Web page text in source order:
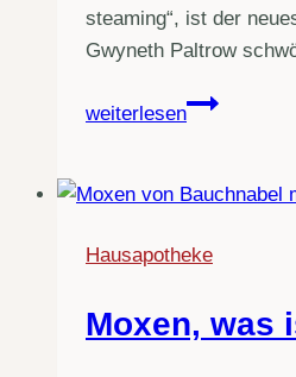
steaming“, ist der
Gwyneth Paltrow
weiterlesen
Yoni-
Das
Dampfbad
Hausapotheke
Moxen, was